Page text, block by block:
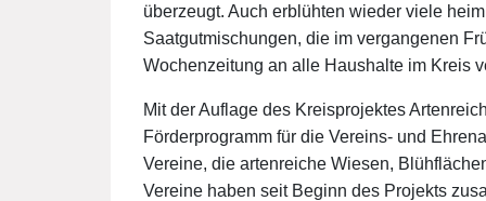
überzeugt. Auch erblühten wieder viele
Saatgutmischungen, die im vergangenen
Wochenzeitung an alle Haushalte im Kreis
Mit der Auflage des Kreisprojektes
Förderprogramm für die Vereins- und
Vereine, die artenreiche Wiesen,
Vereine haben seit Beginn des Projekts